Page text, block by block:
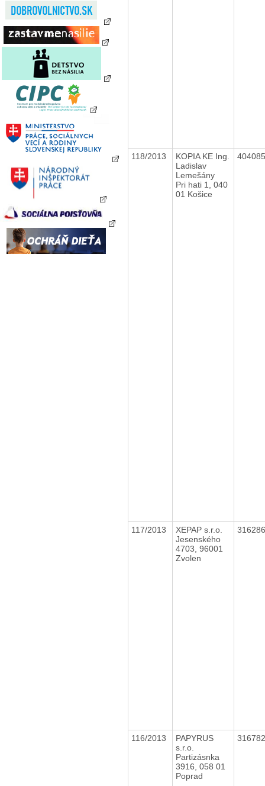
118/2013
KOPIA KE Ing.
Ladislav
Lemešány
Pri hati 1, 040
01 Košice
117/2013
XEPAP s.r.o.
Jesenského
4703, 96001
Zvolen
116/2013
PAPYRUS
s.r.o.
Partizásnka
3916, 058 01
Poprad